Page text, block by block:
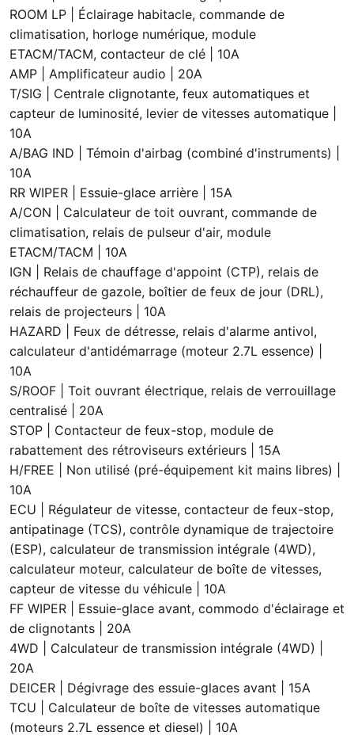
ROOM LP | Éclairage habitacle, commande de
climatisation, horloge numérique, module
ETACM/TACM, contacteur de clé | 10A
AMP | Amplificateur audio | 20A
T/SIG | Centrale clignotante, feux automatiques et
capteur de luminosité, levier de vitesses automatique |
10A
A/BAG IND | Témoin d'airbag (combiné d'instruments) |
10A
RR WIPER | Essuie-glace arrière | 15A
A/CON | Calculateur de toit ouvrant, commande de
climatisation, relais de pulseur d'air, module
ETACM/TACM | 10A
IGN | Relais de chauffage d'appoint (CTP), relais de
réchauffeur de gazole, boîtier de feux de jour (DRL),
relais de projecteurs | 10A
HAZARD | Feux de détresse, relais d'alarme antivol,
calculateur d'antidémarrage (moteur 2.7L essence) |
10A
S/ROOF | Toit ouvrant électrique, relais de verrouillage
centralisé | 20A
STOP | Contacteur de feux-stop, module de
rabattement des rétroviseurs extérieurs | 15A
H/FREE | Non utilisé (pré-équipement kit mains libres) |
10A
ECU | Régulateur de vitesse, contacteur de feux-stop,
antipatinage (TCS), contrôle dynamique de trajectoire
(ESP), calculateur de transmission intégrale (4WD),
calculateur moteur, calculateur de boîte de vitesses,
capteur de vitesse du véhicule | 10A
FF WIPER | Essuie-glace avant, commodo d'éclairage et
de clignotants | 20A
4WD | Calculateur de transmission intégrale (4WD) |
20A
DEICER | Dégivrage des essuie-glaces avant | 15A
TCU | Calculateur de boîte de vitesses automatique
(moteurs 2.7L essence et diesel) | 10A